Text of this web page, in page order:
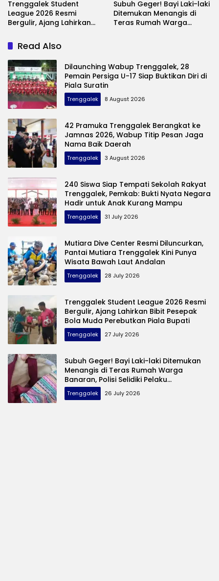
Trenggalek Student
League 2026 Resmi
Bergulir, Ajang Lahirkan
Perebutkan Piala Bupati
Subuh Geger! Bayi Laki-laki
Ditemukan Menangis di
Teras Rumah Warga
Read Also
Dilaunching Wabup Trenggalek, 28
Pemain Persiga U-17 Siap Buktikan Diri di
Piala Suratin
Trenggalek 8 August 2026
42 Pramuka Trenggalek Berangkat ke
Jamnas 2026, Wabup Titip Pesan Jaga
Nama Baik Daerah
Trenggalek 3 August 2026
240 Siswa Siap Tempati Sekolah Rakyat
Trenggalek, Pemkab: Bukti Nyata Negara
Hadir untuk Anak Kurang Mampu
Trenggalek 31 July 2026
Mutiara Dive Center Resmi Diluncurkan,
Pantai Mutiara Trenggalek Kini Punya
Wisata Bawah Laut Andalan
Trenggalek 28 July 2026
Trenggalek Student League 2026 Resmi
Bergulir, Ajang Lahirkan Bibit Pesepak
Bola Muda Perebutkan Piala Bupati
Trenggalek 27 July 2026
Subuh Geger! Bayi Laki-laki Ditemukan
Menangis di Teras Rumah Warga
Banaran, Polisi Selidiki Pelaku
Pembuangan
Trenggalek 26 July 2026